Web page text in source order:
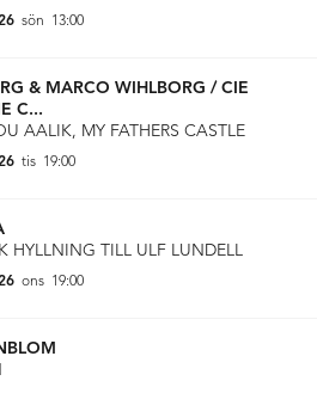
sön 13:00
& MARCO WIHLBORG / CIE
C...
AALIK, MY FATHERS CASTLE
tis 19:00
HYLLNING TILL ULF LUNDELL
ons 19:00